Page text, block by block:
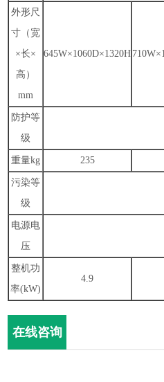
外形尺
寸（宽
×长×
高）
mm
645W×1060D×1320H 710W×
防护等
级
重量kg 235
污染等
级
电源电
压
整机功
率(kW)
4.9
在线咨询